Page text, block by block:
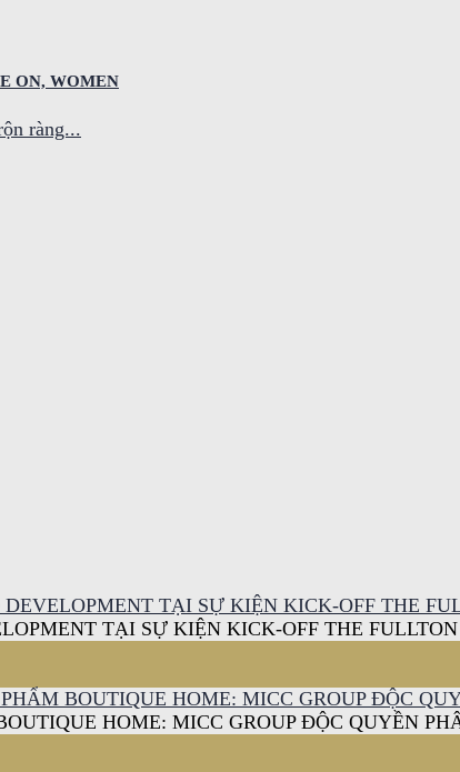
ON, WOMEN
ràng...
TẠI SỰ KIỆN KICK-OFF THE
TẠI SỰ KIỆN KICK-OFF THE
BOUTIQUE HOME: MICC GROUP ĐỘC
HOME: MICC GROUP ĐỘC QUYỀN